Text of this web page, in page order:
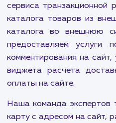
находитесь в
виды услуг по
чтобы
функционирует на пике
Наши услуги
хостинг, настройку
автоматическое